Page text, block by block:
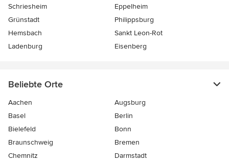
Schriesheim
Eppelheim
Grünstadt
Philippsburg
Hemsbach
Sankt Leon-Rot
Ladenburg
Eisenberg
Beliebte Orte
Aachen
Augsburg
Basel
Berlin
Bielefeld
Bonn
Braunschweig
Bremen
Chemnitz
Darmstadt